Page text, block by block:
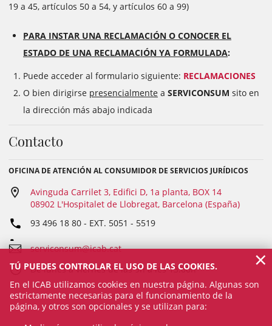
19 a 45, artículos 50 a 54, y artículos 60 a 99)
PARA INSTAR UNA RECLAMACIÓN O CONOCER EL
ESTADO DE UNA RECLAMACIÓN YA FORMULADA:
Puede acceder al formulario siguiente: RECLAMACIONES
O bien dirigirse presencialmente a SERVICONSUM sito en
la dirección más abajo indicada
Contacto
OFICINA DE ATENCIÓN AL CONSUMIDOR DE SERVICIOS JURÍDICOS
Avinguda Carrilet 3, Edifici D, 1a planta, BOX 14
08902 L'Hospitalet de Llobregat, Barcelona (España)
93 496 18 80 - EXT. 5051 - 5519
serviconsum@icab.cat
De lunes a viernes de las 9h a les 13.00h
TÚ PUEDES CONTROLAR EL USO DE LAS COOKIES.
En el ICAB utilizamos cookies en nuestra página. Algunas son
estrictamente necesarias para el funcionamiento de la
página, y otros son opcionales y se utilizan para:
×